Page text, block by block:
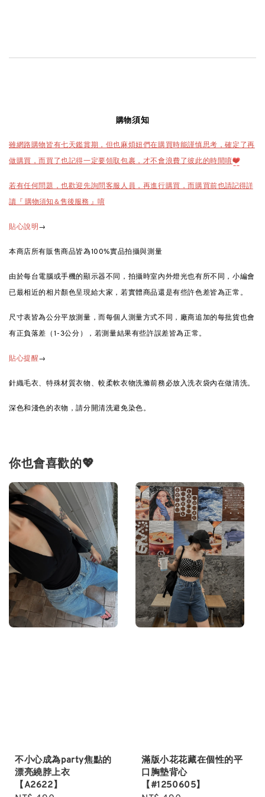
購物須知
雖網路購物皆有七天鑑賞期，但也麻煩妞們在購買時能謹慎思考，確定了再
做購買，而買了也記得一定要領取包裹，才不會浪費了彼此的時間唷❤️
若有任何問題，也歡迎先詢問客服人員，再進行購買，而購買前也請記得詳
讀『 購物須知＆售後服務 』唷
貼心說明→
本商店所有販售商品皆為100%實品拍攝與測量
由於每台電腦或手機的顯示器不同，拍攝時室內外燈光也有所不同，小編會
已最相近的相片顏色呈現給大家，若實體商品還是有些許色差皆為正常。
尺寸表皆為公分平放測量，而每個人測量方式不同，廠商追加的每批貨也會
有正負落差（1-3公分），若測量結果有些許誤差皆為正常。
貼心提醒→
針織毛衣、特殊材質衣物、較柔軟衣物洗滌前務必放入洗衣袋內在做清洗。
深色和淺色的衣物，請分開清洗避免染色。
你也會喜歡的💖
不小心成為party焦點的
漂亮繞脖上衣
【A2622】
滿版小花花藏在個性的平
口胸墊背心
【#1250605】